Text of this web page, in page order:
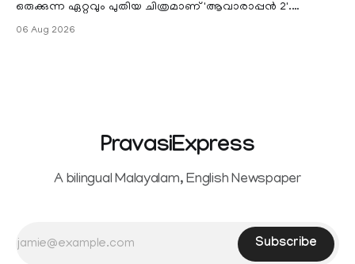
ഒരുക്കുന്ന ഏറ്റവും പുതിയ ചിത്രമാണ് 'ആവാരാപ്പൻ 2'.
06 Aug 2026
PravasiExpress
A bilingual Malayalam, English Newspaper
Subscribe